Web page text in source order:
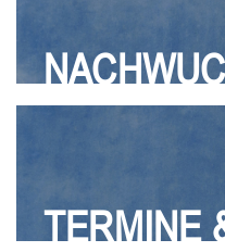
TERMINE